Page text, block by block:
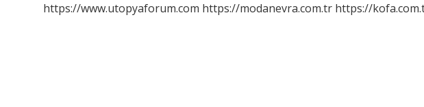
https://www.utopyaforum.com https://modanevra.com.tr https://